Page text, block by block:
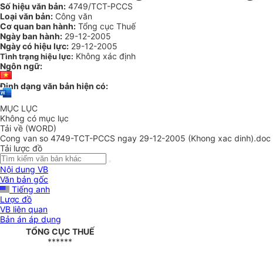
Số hiệu văn bản: 4749/TCT-PCCS
Loại văn bản: Công văn
Cơ quan ban hành: Tổng cục Thuế
Ngày ban hành: 29-12-2005
Ngày có hiệu lực: 29-12-2005
Tình trạng hiệu lực: Không xác định
Ngôn ngữ:
Định dạng văn bản hiện có:
MỤC LỤC
Không có mục lục
Tải về (WORD)
Cong van so 4749-TCT-PCCS ngay 29-12-2005 (Khong xac dinh).doc
Tải lược đồ
Nội dung VB
Văn bản gốc
Tiếng anh
Lược đồ
VB liên quan
Bản án áp dụng
TỔNG CỤC THUẾ
******